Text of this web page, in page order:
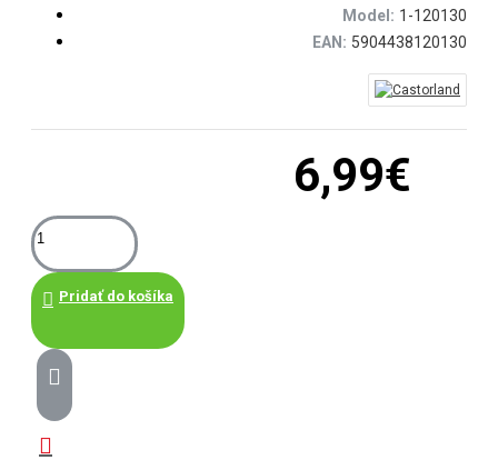
6,99€
Model: 1-120130
EAN: 5904438120130
Pridať do košíka